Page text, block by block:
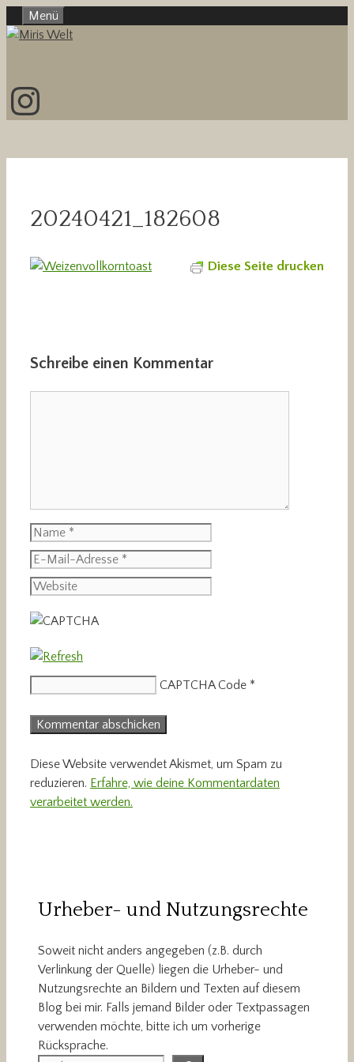
Inhalt
Menü
Instagram
20240421_182608
Diese Seite drucken
Schreibe einen Kommentar
Name
E-
Mail-
Adresse
Website
CAPTCHA Code *
Diese Website verwendet Akismet, um Spam zu
reduzieren. Erfahre, wie deine Kommentardaten
verarbeitet werden.
Urheber- und Nutzungsrechte
Soweit nicht anders angegeben (z.B. durch
Verlinkung der Quelle) liegen die Urheber- und
Nutzungsrechte an Bildern und Texten auf diesem
Blog bei mir. Falls jemand Bilder oder Textpassagen
verwenden möchte, bitte ich um vorherige
Rücksprache.